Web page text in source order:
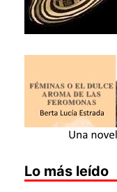
Lo más leído